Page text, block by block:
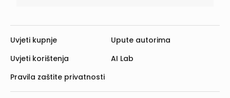
Uvjeti kupnje
Uvjeti korištenja
Pravila zaštite privatnosti
Upute autorima
AI Lab